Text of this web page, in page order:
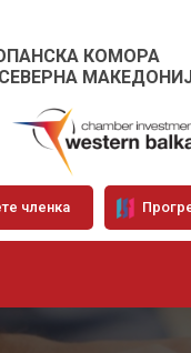
КОМОРА
членка